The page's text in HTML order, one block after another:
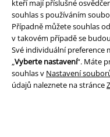
kteří mají příslušné
souhlas s používáním
Případně můžete souhlas
v takovém případě se
Své individuální
„Vyberte nastavení“. Máte
souhlas v Nastavení
údajů naleznete na stránce